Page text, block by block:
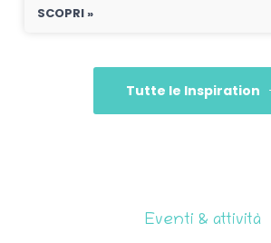
SCOPRI »
Tutte le Inspiration
Eventi & attività